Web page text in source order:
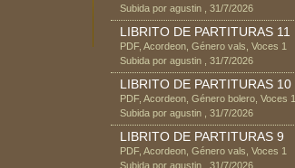
Subida por agustin 31/7/2026
LIBRITO DE PARTITURAS 11
PDF, Acordeon , Género vals , Voces 1
Subida por agustin 31/7/2026
LIBRITO DE PARTITURAS 10
PDF, Acordeon , Género bolero , Voces 1
Subida por agustin 31/7/2026
LIBRITO DE PARTITURAS 9
PDF, Acordeon , Género vals , Voces 1
Subida por agustin 31/7/2026